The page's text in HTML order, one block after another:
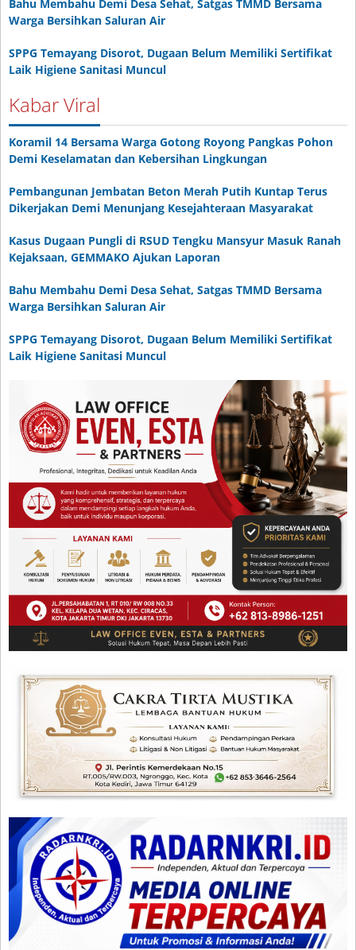
Bahu Membahu Demi Desa Sehat, Satgas TMMD Bersama
Warga Bersihkan Saluran Air
SPPG Temayang Disorot, Dugaan Belum Memiliki Sertifikat
Laik Higiene Sanitasi Muncul
Kabar Viral
Koramil 14 Bersama Warga Gotong Royong Pangkas Pohon
Demi Keselamatan dan Kebersihan Lingkungan
Pembangunan Jembatan Beton Merah Putih Kuntap Terus
Dikerjakan Demi Menunjang Kesejahteraan Masyarakat
Kasus Dugaan Pungli di RSUD Tengku Mansyur Masuk Ranah
Kejaksaan, GEMMAKO Ajukan Laporan
Bahu Membahu Demi Desa Sehat, Satgas TMMD Bersama
Warga Bersihkan Saluran Air
SPPG Temayang Disorot, Dugaan Belum Memiliki Sertifikat
Laik Higiene Sanitasi Muncul